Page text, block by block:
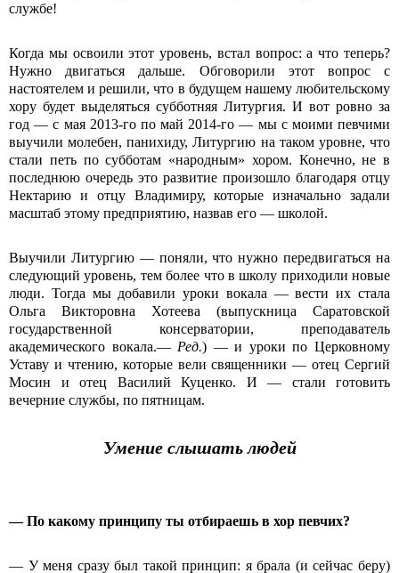
службе!
Когда мы освоили этот уровень, встал вопрос: а что теперь?
Нужно двигаться дальше. Обговорили этот вопрос с
настоятелем и решили, что в будущем нашему любительскому
хору будет выделяться субботняя Литургия. И вот ровно за
год — с мая 2013-го по май 2014-го — мы с моими певчими
выучили молебен, панихиду, Литургию на таком уровне, что
стали петь по субботам «народным» хором. Конечно, не в
последнюю очередь это развитие произошло благодаря отцу
Нектарию и отцу Владимиру, которые изначально задали
масштаб этому предприятию, назвав его — школой.
Выучили Литургию — поняли, что нужно передвигаться на
следующий уровень, тем более что в школу приходили новые
люди. Тогда мы добавили уроки вокала — вести их стала
Ольга Викторовна Хотеева (выпускница Саратовской
государственной консерватории, преподаватель
академического вокала.— Ред.) — и уроки по Церковному
Уставу и чтению, которые вели священники — отец Сергий
Мосин и отец Василий Куценко. И — стали готовить
вечерние службы, по пятницам.
Умение слышать людей
— По какому принципу ты отбираешь в хор певчих?
— У меня сразу был такой принцип: я брала (и сейчас беру)